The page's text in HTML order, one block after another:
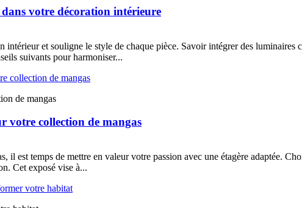
votre décoration intérieure
intérieur et souligne le style de chaque pièce. Savoir intégrer des
suivants pour harmoniser...
de mangas
votre collection de mangas
il est temps de mettre en valeur votre passion avec une étagère adaptée.
Cet exposé vise à...